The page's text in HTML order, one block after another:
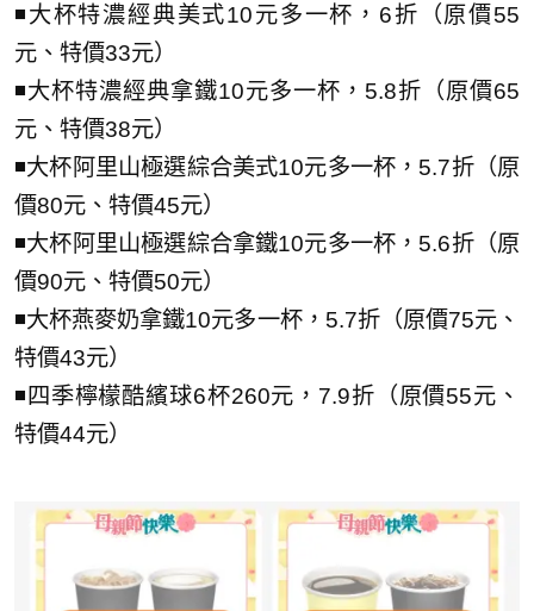
◾大杯特濃經典美式10元多一杯，6折（原價55
元、特價33元）
◾大杯特濃經典拿鐵10元多一杯，5.8折（原價65
元、特價38元）
◾大杯阿里山極選綜合美式10元多一杯，5.7折（原
價80元、特價45元）
◾大杯阿里山極選綜合拿鐵10元多一杯，5.6折（原
價90元、特價50元）
◾大杯燕麥奶拿鐵10元多一杯，5.7折（原價75元、
特價43元）
◾四季檸檬酷繽球6杯260元，7.9折（原價55元、
特價44元）